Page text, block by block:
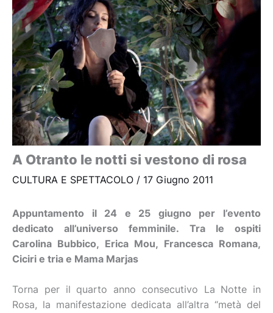
A Otranto le notti si vestono di rosa
CULTURA E SPETTACOLO / 17 Giugno 2011
Appuntamento il 24 e 25 giugno per l’evento
dedicato all’universo femminile. Tra le ospiti
Carolina Bubbico, Erica Mou, Francesca Romana,
Ciciri e tria e Mama Marjas
Torna per il quarto anno consecutivo La Notte in
Rosa, la manifestazione dedicata all’altra “metà del